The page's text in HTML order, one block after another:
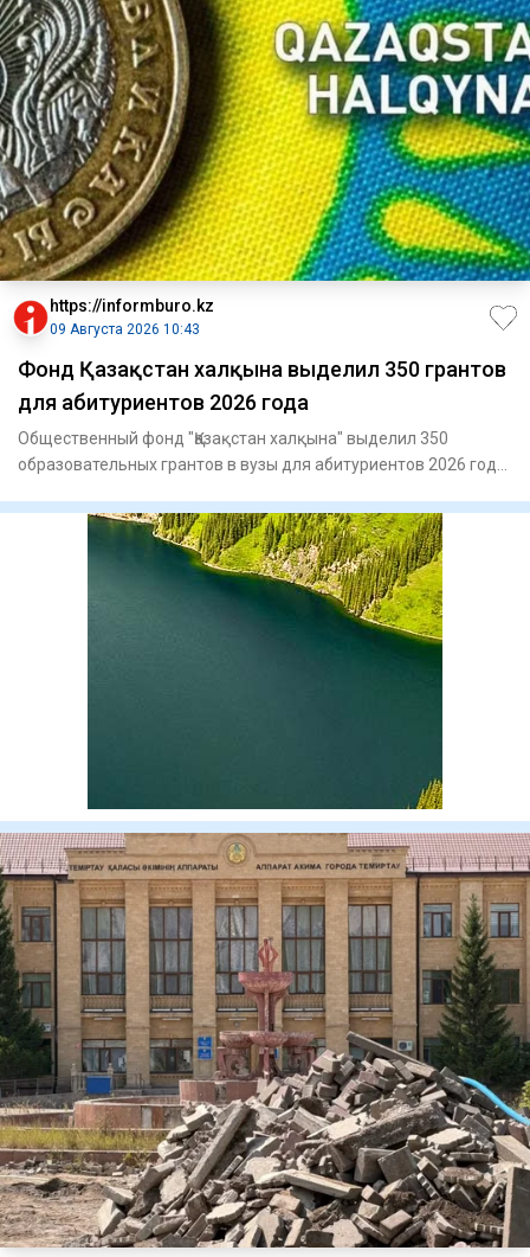
https://informburo.kz
09 Августа 2026 10:43
Фонд Қазақстан халқына выделил 350 грантов
для абитуриентов 2026 года
Общественный фонд "Қазақстан халқына" выделил 350
образовательных грантов в вузы для абитуриентов 2026 года,